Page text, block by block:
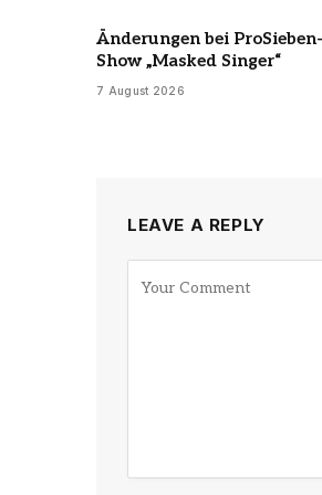
Änderungen bei
Show „Masked Singer“
7 August 2026
LEAVE A REPLY